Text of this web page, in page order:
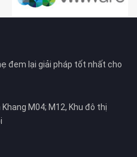
đem lại giải pháp tốt nhất cho
M04; M12, Khu đô thị